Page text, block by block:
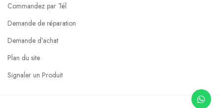
Commandez par Tél
Demande de réparation
Demande d’achat
Plan du site
Signaler un Produit